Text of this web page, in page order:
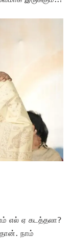
எல் ஏ கடத்தலா?
நாம்